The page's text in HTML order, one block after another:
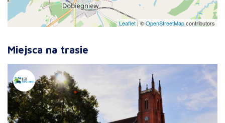
Leaflet|©OpenStreetMapcontributors
Miejsca na trasie